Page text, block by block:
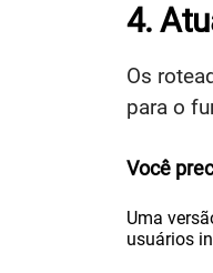
4.
Os
para o
Você
Uma
usuários